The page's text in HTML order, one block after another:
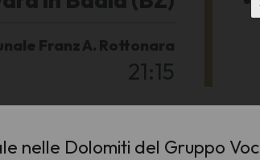
Franz A. Rottonara
21:15
nelle Dolomiti del Gruppo